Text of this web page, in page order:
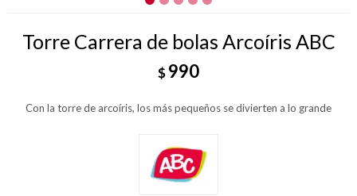
Torre Carrera de bolas Arcoíris ABC
$990
Con la torre de arcoíris, los más pequeños se divierten a lo grande